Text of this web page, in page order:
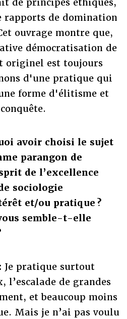
de principes éthiques,
rapports de domination
ouvrage montre que,
démocratisation de
est toujours
d'une pratique qui
forme d'élitisme et
avoir choisi le sujet
parangon de
de l’excellence
sociologie
et/ou pratique ?
semble-t-elle
Je pratique surtout
l’escalade de grandes
et beaucoup moins
Mais je n’ai pas voulu